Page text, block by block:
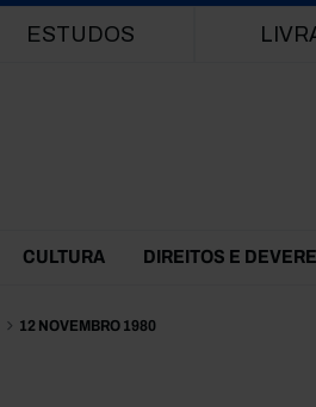
ESTUDOS
CULTURA DIREITOS E
12 NOVEMBRO 1980